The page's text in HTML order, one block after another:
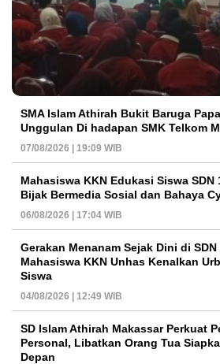
SMA Islam Athirah Bukit Baruga
Unggulan Di hadapan SMK Telkom
07/08/2026 | 19:09 WIB
Mahasiswa KKN Edukasi Siswa
Bijak Bermedia Sosial dan Bahaya
06/08/2026 | 17:04 WIB
Gerakan Menanam Sejak Dini di
Mahasiswa KKN Unhas Kenalkan
Siswa
04/08/2026 | 12:49 WIB
SD Islam Athirah Makassar Perkuat
Personal, Libatkan Orang Tua
Depan